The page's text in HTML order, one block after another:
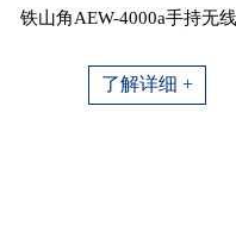
铁山角AEW-4000a手持无
了解详细 +